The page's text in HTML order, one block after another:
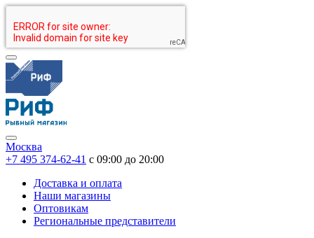
Москва
+7 495 374-62-41 c 09:00 до 20:00
Доставка и оплата
Наши магазины
Оптовикам
Региональные представители